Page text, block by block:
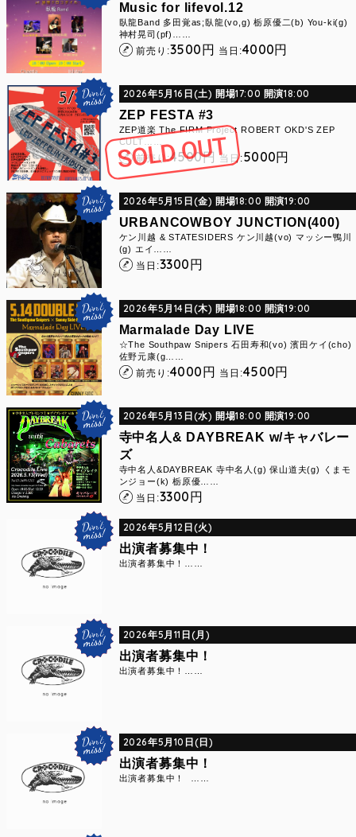
Music for lifevol.12
臥龍Band 多田覚as;臥龍(vo,g) 栃原優二(b) You-ki(g)
神村晃司(pf)……
前売り:3500 円 当日:4000円
2026年5月16日(土) 開場17:00 開演18:00
ZEP FESTA #3
ZEP道楽 The FIRM Project ROBERT OKD'S ZEP
CULT……
前売り:4500円 当日:5000円
2026年5月15日(金) 開場18:00 開演19:00
URBANCOWBOY JUNCTION(400)
ケン川越 & STATESIDERS ケン川越(vo) マッシー鴨川
(g) エイ……
当日:3300 円
2026年5月14日(木) 開場18:00 開演19:00
Marmalade Day LIVE
☆The Southpaw Snipers 石田寿和(vo) 濱田ケイ(cho)
佐野元康(g……
前売り:4000 円 当日:4500円
2026年5月13日(水) 開場18:00 開演19:00
寺中名人& DAYBREAK w/キャバレー
ズ
寺中名人&DAYBREAK 寺中名人(g) 保山道夫(g) くまモ
ンジョー(k) 栃原優……
当日:3300 円
2026年5月12日(火)
出演者募集中！
出演者募集中！……
2026年5月11日(月)
出演者募集中！
出演者募集中！……
2026年5月10日(日)
出演者募集中！
出演者募集中！ ……